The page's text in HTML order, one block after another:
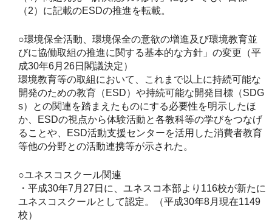
（2）に記載のESDの推進を転載。
○環境保全活動、環境保全の意欲の増進及び環境教育並
びに協働取組の推進に関する基本的な方針」の変更（平
成30年6月26日閣議決定）
環境教育等の取組において、これまで以上に持続可能な
開発のための教育（ESD）や持続可能な開発目標（SDG
s）との関連を踏まえたものにする必要性を明示したほ
か、ESDの視点から体験活動と各教科等の学びをつなげ
ることや、ESD活動支援センターを活用した消費者教育
等他の分野との活動連携等が示された。
○ユネスコスクール関連
・平成30年7月27日に、ユネスコ本部より116校が新たに
ユネスコスクールとして認定。（平成30年8月現在1149
校）